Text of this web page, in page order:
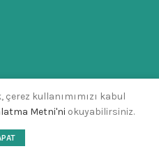
kullanımımızı kabul
Metni'ni okuyabilirsiniz.